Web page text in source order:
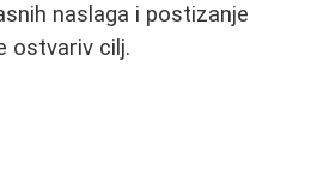
naslaga i postizanje
ostvariv cilj.